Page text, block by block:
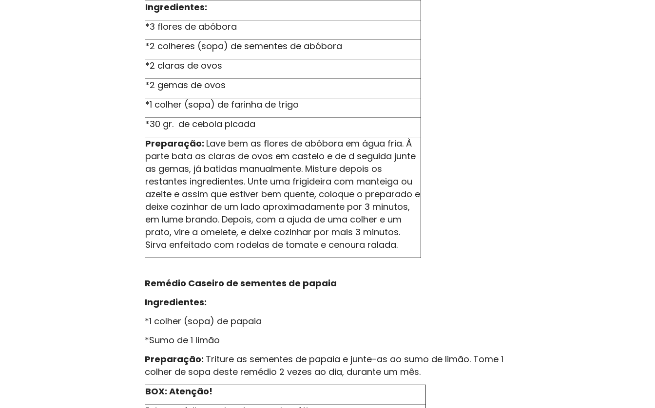
Ingredientes:
*3 flores de abóbora
*2 colheres (sopa) de sementes de abóbora
*2 claras de ovos
*2 gemas de ovos
*1 colher (sopa) de farinha de trigo
*30 gr. de cebola picada
Preparação: Lave bem as flores de abóbora em água fria. À
parte bata as claras de ovos em castelo e de d seguida junte
as gemas, já batidas manualmente. Misture depois os
restantes ingredientes. Unte uma frigideira com manteiga ou
azeite e assim que estiver bem quente, coloque o preparado e
deixe cozinhar de um lado aproximadamente por 3 minutos,
em lume brando. Depois, com a ajuda de uma colher e um
prato, vire a omelete, e deixe cozinhar por mais 3 minutos.
Sirva enfeitado com rodelas de tomate e cenoura ralada.
Remédio Caseiro de sementes de papaia
Ingredientes:
*1 colher (sopa) de papaia
*Sumo de 1 limão
Preparação: Triture as sementes de papaia e junte-as ao sumo de limão. Tome 1
colher de sopa deste remédio 2 vezes ao dia, durante um mês.
BOX: Atenção!